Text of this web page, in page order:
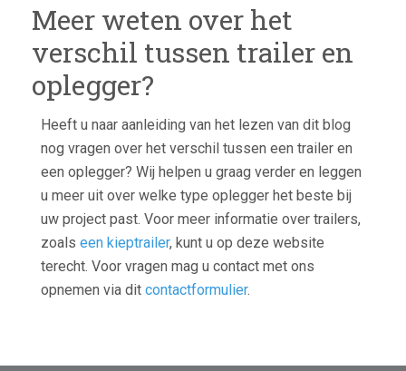
Meer weten over het
verschil tussen trailer en
oplegger?
Heeft u naar aanleiding van het lezen van dit blog
nog vragen over het verschil tussen een trailer en
een oplegger? Wij helpen u graag verder en leggen
u meer uit over welke type oplegger het beste bij
uw project past. Voor meer informatie over trailers,
zoals een kieptrailer, kunt u op deze website
terecht. Voor vragen mag u contact met ons
opnemen via dit contactformulier.